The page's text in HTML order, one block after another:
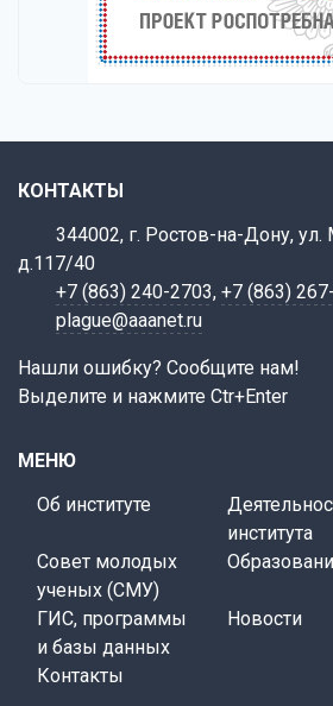
КОНТАКТЫ
344002, г. Ростов-на-Дону, ул.
д.117/40
+7 (863) 240-2703, +7 (863)
plague@aaanet.ru
Нашли ошибку? Сообщите нам!
Выделите и нажмите Ctr+Enter
МЕНЮ
Об институте
института
Совет молодых
ученых (СМУ)
ГИС, программы
и базы данных
Новости
Контакты